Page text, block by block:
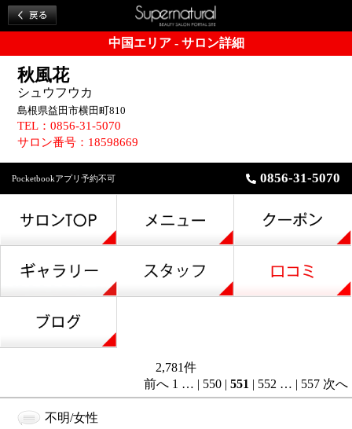
中国エリア - サロン詳細
秋風花
シュウフウカ
島根県益田市横田町810
TEL：0856-31-5070
サロン番号：18598669
Pocketbookアプリ予約不可 0856-31-5070
2,781件
前へ 1 … | 550 | 551 | 552 … | 557 次へ
不明/女性